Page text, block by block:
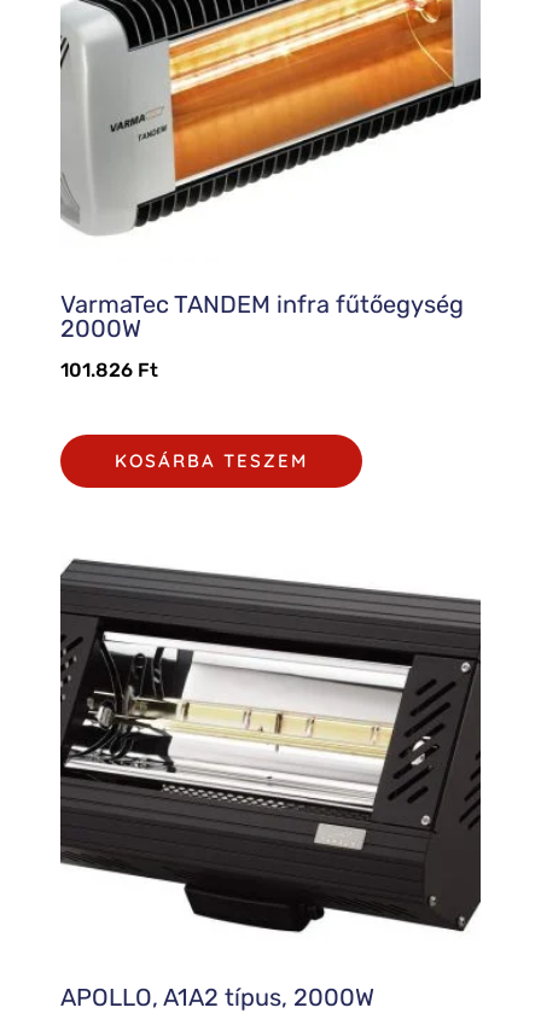
VarmaTec TANDEM infra fűtőegység
2000W
101.826 Ft
KOSÁRBA TESZEM
APOLLO, A1A2 típus, 2000W